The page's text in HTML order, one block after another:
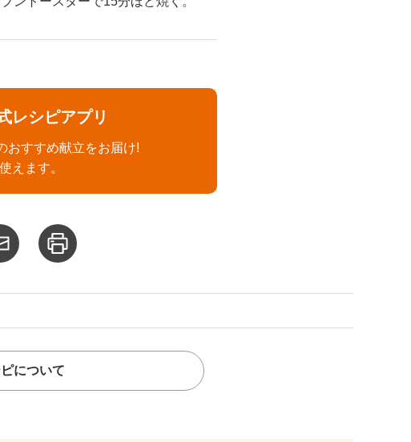
レシピアプリ
おすすめ献立をお届け!
えます。
について